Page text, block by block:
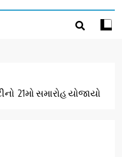
21મો સમારોહ યોજાયો